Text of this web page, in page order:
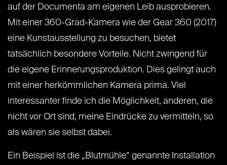
auf der Documenta am eigenen Leib ausprobieren.
Mit einer 360-Grad-Kamera wie der Gear 360 (2017)
eine Kunstausstellung zu besuchen, bietet
tatsächlich besondere Vorteile. Nicht zwingend für
die eigene Erinnerungsproduktion. Dies gelingt auch
mit einer herkömmlichen Kamera prima. Viel
interessanter finde ich die Möglichkeit, anderen, die
nicht vor Ort sind, meine Eindrücke zu vermitteln, so
als wären sie selbst dabei.
Ein Beispiel ist die „Blutmühle“ genannte Installation